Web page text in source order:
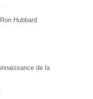
Hubbard
de la